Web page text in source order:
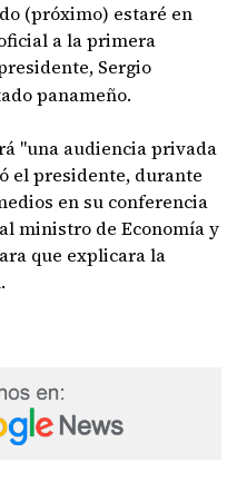
(próximo) estaré en
a la primera
Sergio
panameño.
"una audiencia privada
el presidente, durante
en su conferencia
ministro de Economía y
que explicara la